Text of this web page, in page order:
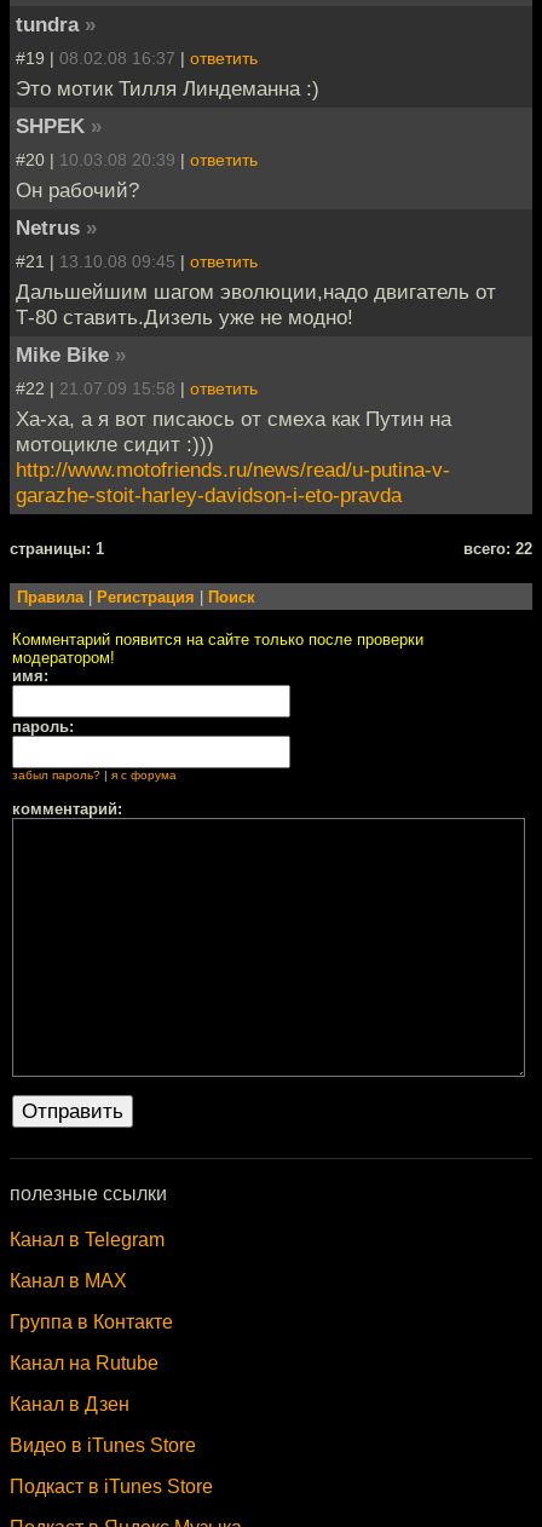
tundra »
#19 | 08.02.08 16:37 | ответить
Это мотик Тилля Линдеманна :)
SHPEK »
#20 | 10.03.08 20:39 | ответить
Он рабочий?
Netrus »
#21 | 13.10.08 09:45 | ответить
Дальшейшим шагом эволюции,надо двигатель от
Т-80 ставить.Дизель уже не модно!
Mike Bike »
#22 | 21.07.09 15:58 | ответить
Ха-ха, а я вот писаюсь от смеха как Путин на
мотоцикле сидит :)))
http://www.motofriends.ru/news/read/u-putina-v-
garazhe-stoit-harley-davidson-i-eto-pravda
cтраницы: 1 всего: 22
Правила| Регистрация Поиск
Комментарий появится на сайте только после проверки
модератором!
имя:
пароль:
забыл пароль? | я с форума
комментарий:
полезные ссылки
Канал в Telegram
Канал в MAX
Группа в Контакте
Канал на Rutube
Канал в Дзен
Видео в iTunes Store
Подкаст в iTunes Store